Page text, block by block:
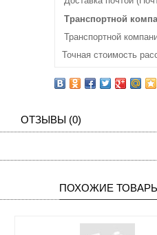
Транспортной
Транспортной
Точная стоимость
ОТЗЫВЫ (0)
ПОХОЖИЕ